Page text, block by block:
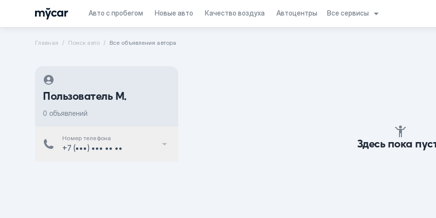
Авто с пробегом Новые авто Качество воздуха Автоцентры Все сервисы
Главная Поиск авто Все объявления автора
Пользователь M.
0 объявлений
Номер телефона
+7 (•••) ••• •• •• Здесь пока